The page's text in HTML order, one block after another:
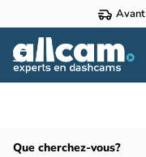
Avant
Que cherchez-vous?
Homepage Blogues